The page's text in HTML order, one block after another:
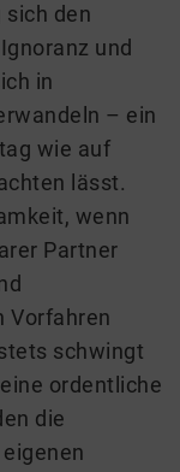
den
und
in
– ein
wie auf
lässt.
wenn
Partner
Vorfahren
schwingt
ordentliche
die